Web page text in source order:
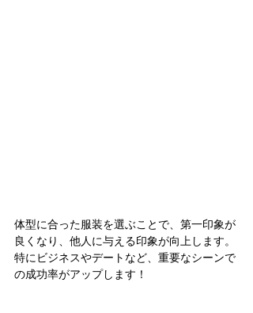
体型に合った服装を選ぶことで、第一印象が
良くなり、他人に与える印象が向上します。
特にビジネスやデートなど、重要なシーンで
の成功率がアップします！